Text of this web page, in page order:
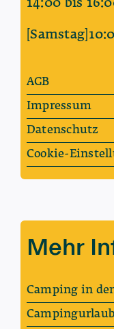
14:00 bis
[Samstag]10
AGB
Impressum
Datenschutz
Cookie-
Mehr
Camping in